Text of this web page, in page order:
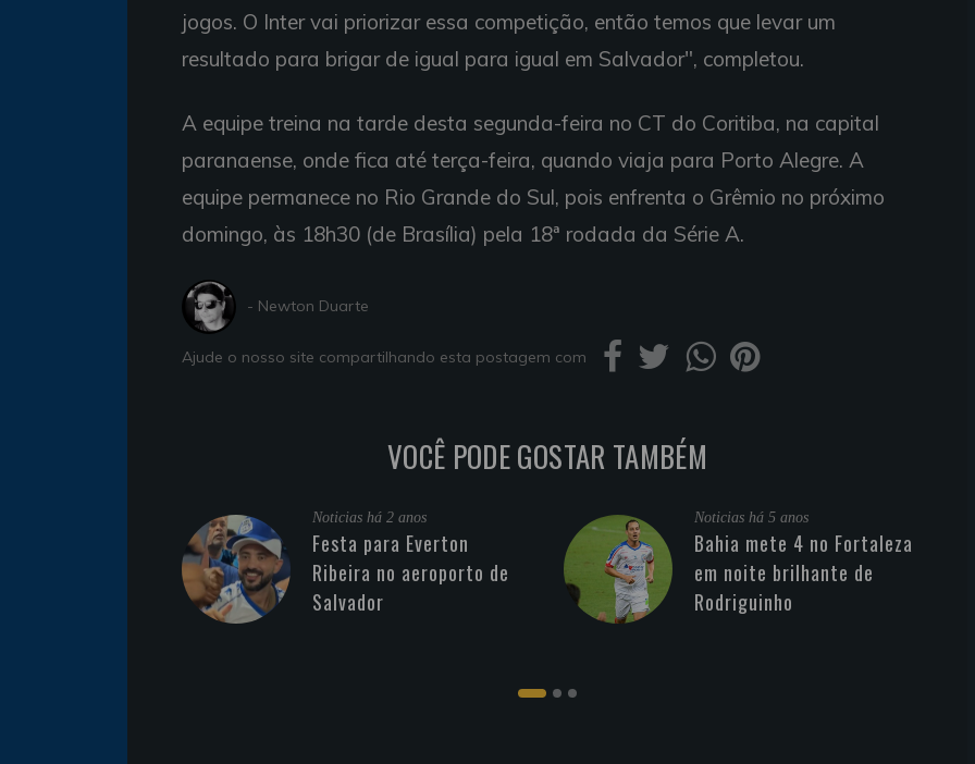
jogos. O Inter vai priorizar essa competição, então temos que levar um
resultado para brigar de igual para igual em Salvador", completou.
A equipe treina na tarde desta segunda-feira no CT do Coritiba, na capital
paranaense, onde fica até terça-feira, quando viaja para Porto Alegre. A
equipe permanece no Rio Grande do Sul, pois enfrenta o Grêmio no próximo
domingo, às 18h30 (de Brasília) pela 18ª rodada da Série A.
- Newton Duarte
Ajude o nosso site compartilhando esta postagem com
VOCÊ PODE GOSTAR TAMBÉM
Noticias há 2 anos
Festa para Everton
Ribeira no aeroporto de
Salvador
Noticias há 5 anos
Bahia mete 4 no Fortaleza
em noite brilhante de
Rodriguinho